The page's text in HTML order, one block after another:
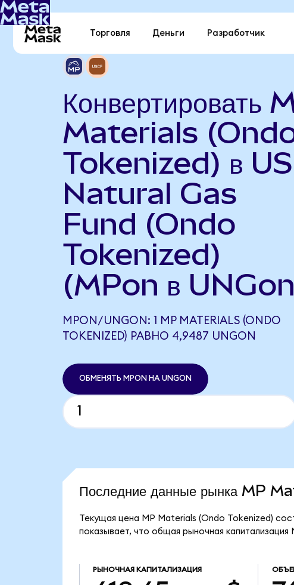
Торговля Деньги Разработчик
Конвертировать
Materials
Tokenized) в US
Natural Gas
Fund (Ondo
Tokenized)
(MPon в
MPON/UNGON: 1 MP MATERIALS (ONDO
TOKENIZED) РАВНО 4,9487 UNGON
ОБМЕНЯТЬ MPON НА UNGON
Последние данные рынка MP
Текущая цена MP Materials (Ondo Tokenized)
показывает, что общая рыночная
РЫНОЧНАЯ КАПИТАЛИЗАЦИЯ